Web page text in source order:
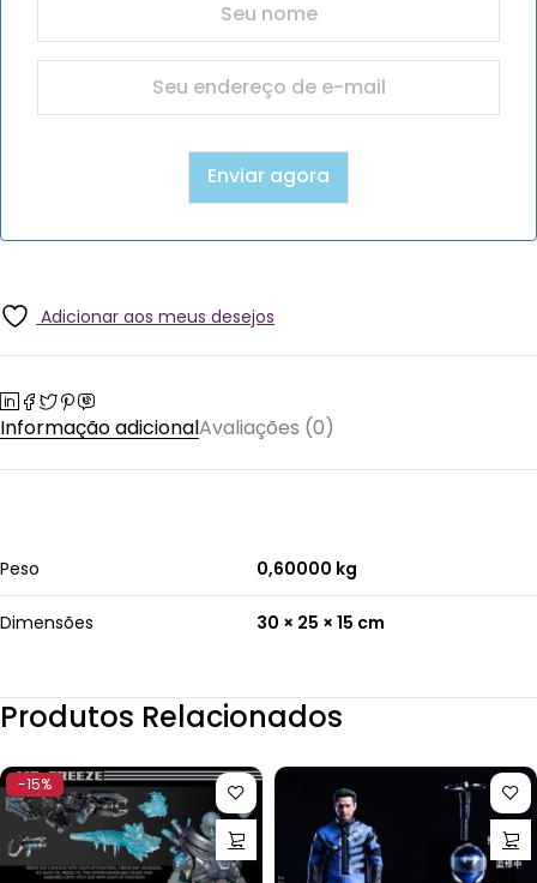
Adicionar aos meus desejos
Informação adicionalAvaliações (0)
Peso 0,60000 kg
Dimensões 30 × 25 × 15 cm
Produtos Relacionados
-15%